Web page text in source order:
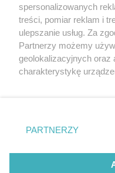
Zapisz
Dołącz do grona
spersonalizowanych
treści, pomiar reklam i
ulepszanie usług. Za
Partnerzy możemy
geolokalizacyjnych oraz
charakterystykę
zmienić/wycofać
znajdujący się w
użytkownika, ale masz
PARTNERZY